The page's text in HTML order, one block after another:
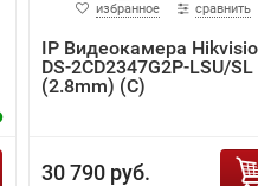
избранное сравнить
IP Видеокамера
DS-2CD2347G2P-LSU/SL
(2.8mm) (C)
30 790 руб.